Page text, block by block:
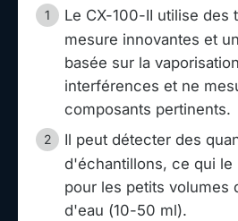
Le CX-100-II utilise des
mesure innovantes et
basée sur la
interférences et ne
composants pertinents.
Il peut détecter des
d'échantillons, ce qui le
pour les petits volumes
d'eau (10-50 ml).